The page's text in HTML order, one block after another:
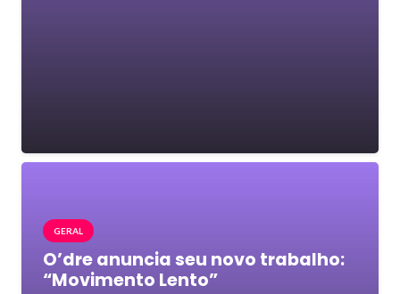
GERAL
O’dre anuncia seu novo trabalho:
“Movimento Lento”